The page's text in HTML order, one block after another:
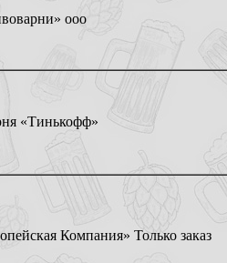
ооо
«Тинькофф»
Компания» Только заказ